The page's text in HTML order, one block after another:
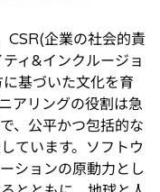
企業の社会的責
ィ&インクルージョ
基づいた文化を育
アリングの役割は急
、公平かつ包括的な
ています。ソフトウ
ションの原動力とし